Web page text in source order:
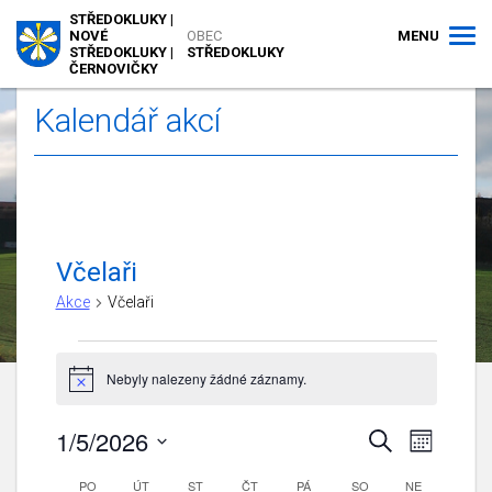
OBEC
STŘEDOKLUKY
STŘEDOKLUKY |
NOVÉ
STŘEDOKLUKY |
ČERNOVIČKY
MENU
Kalendář akcí
Včelaři
Akce Včelaři
Notice Nebyly nalezeny žádné záznamy.
Navigace
Hledat
pro
Měsíc
1/5/2026
PO PONDĚLÍ
ÚT ÚTERÝSTSTŘEDAČT ČTVRTEK
PÁPÁTEK SO SOBOTA
NE